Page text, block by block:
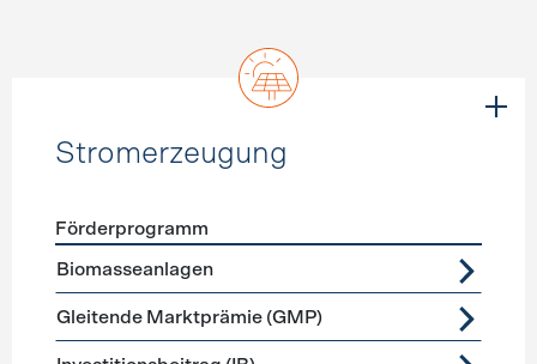
Stromerzeugung
Förderprogramme
Förderprogramm
Biomasseanlagen
Gleitende Marktprämie (GMP)